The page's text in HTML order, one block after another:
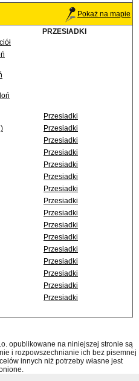
Pokaż na mapie
PRZESIADKI
Przesiadki
Przesiadki
Przesiadki
Przesiadki
Przesiadki
Przesiadki
Przesiadki
Przesiadki
Przesiadki
Przesiadki
Przesiadki
Przesiadki
Przesiadki
Przesiadki
Przesiadki
Przesiadki
opublikowane na niniejszej stronie są
i rozpowszechnianie ich bez pisemnej
innych niż potrzeby własne jest